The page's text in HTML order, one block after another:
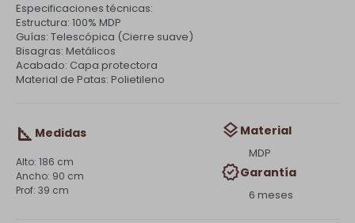
Especificaciones técnicas:
Estructura: 100% MDP
Guías: Telescópica (Cierre suave)
Bisagras: Metálicos
Acabado: Capa protectora
Material de Patas: Polietileno
Medidas
186 cm
90 cm
39 cm
Material
MDP
Garantía
6 meses